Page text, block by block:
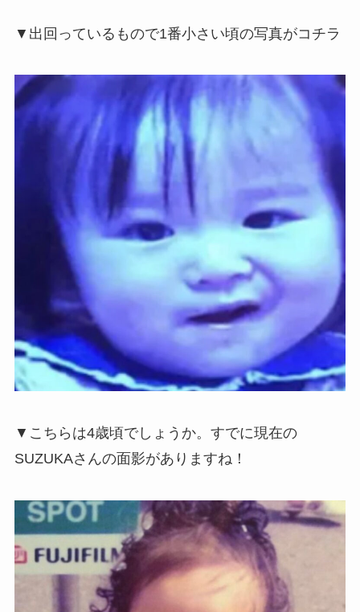
▼出回っているもので1番小さい頃の写真がコチラ
▼こちらは4歳頃でしょうか。すでに現在の
SUZUKAさんの面影がありますね！